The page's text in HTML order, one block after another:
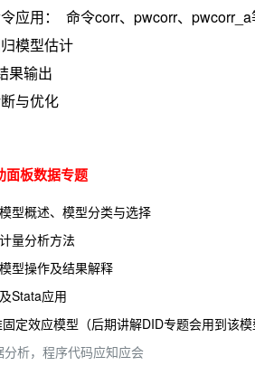
应用： 命令corr、pwcorr、
模型估计
果输出
与优化
面板数据专题
型概述、模型分类与选择
量分析方法
型操作及结果解释
Stata应用
定效应模型（后期讲解DID专题会用到该
析，程序代码应知应会